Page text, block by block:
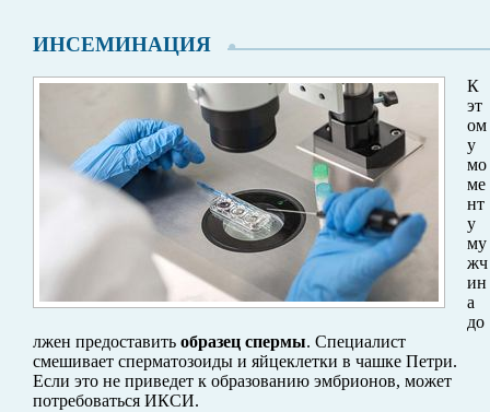
ИНСЕМИНАЦИЯ
К
эт
ом
у
мо
ме
нт
у
му
жч
ин
а
до
лжен предоставить образец спермы. Специалист
смешивает сперматозоиды и яйцеклетки в чашке Петри.
Если это не приведет к образованию эмбрионов, может
потребоваться ИКСИ.